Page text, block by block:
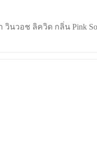
นวอช ลิควิด กลิ่น Pink